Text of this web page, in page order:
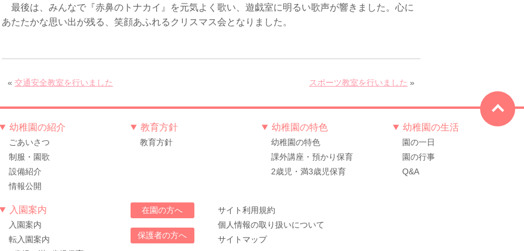
最後は、みんなで『赤鼻のトナカイ』を元気よく歌い、遊戯室に明るい歌声が響きました。心に
あたたかな思い出が残る、笑顔あふれるクリスマス会となりました。
« 交通安全教室を行いました スポーツ教室を行いました »
幼稚園の紹介
ごあいさつ
制服・園歌
設備紹介
情報公開
教育方針
教育方針
幼稚園の特色
幼稚園の特色
課外講座・預かり保育
2歳児・満3歳児保育
幼稚園の生活
園の一日
園の行事
Q&A
入園案内
入園案内
転入園案内
在園の方へ
保護者の方へ
サイト利用規約
個人情報の取り扱いについて
サイトマップ